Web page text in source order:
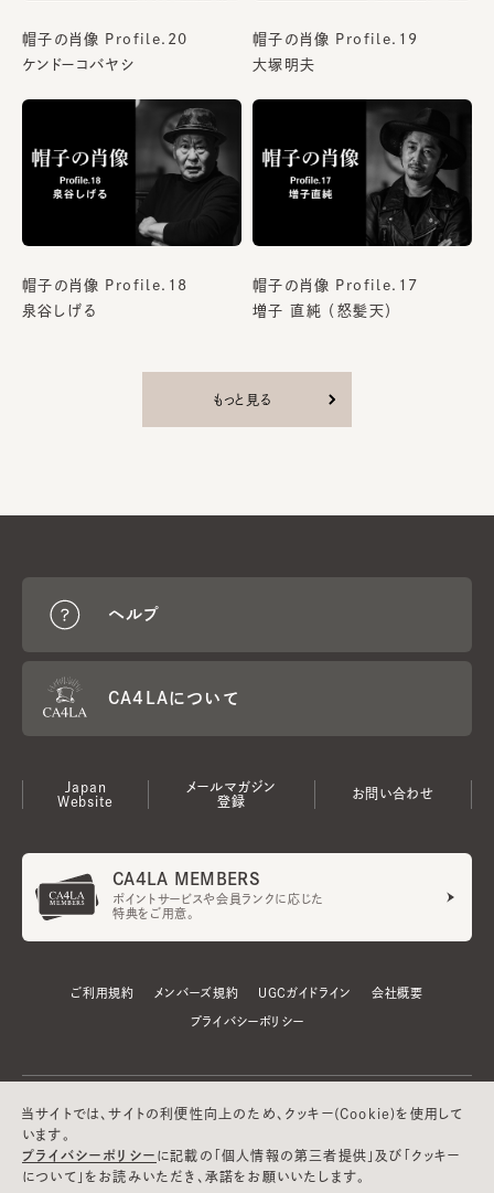
帽子の肖像 Profile.20
ケンドーコバヤシ
帽子の肖像 Profile.19
大塚明夫
帽子の肖像 Profile.18
泉谷しげる
帽子の肖像 Profile.17
増子 直純 （怒髪天）
もっと見る
ヘルプ
CA4LAについて
Japan
Website
メールマガジン
登録
お問い合わせ
CA4LA MEMBERS
ポイントサービスや会員ランクに応じた
特典をご用意。
ご利用規約 メンバーズ規約 UGCガイドライン 会社概要
プライバシーポリシー
当サイトでは、サイトの利便性向上のため、クッキー(Cookie)を使用して
います。
プライバシーポリシー に記載の「個人情報の第三者提供」及び「クッキー
について」をお読みいただき、承諾をお願いいたします。